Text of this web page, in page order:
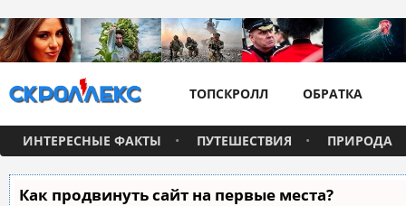
ТОПСКРОЛЛ ОБРАТКА
ИНТЕРЕСНЫЕ ФАКТЫ ПУТЕШЕСТВИЯ ПРИРОДА
Как продвинуть сайт на первые места?